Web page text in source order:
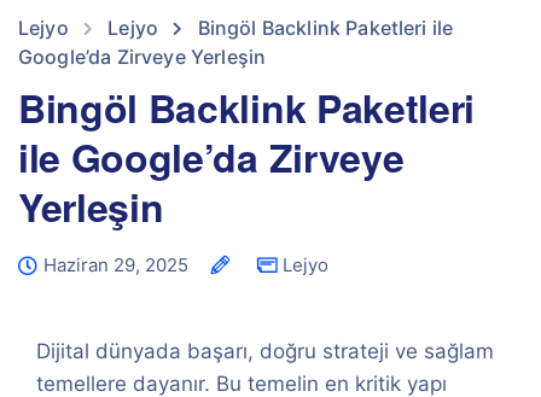
Lejyo Lejyo
Bingöl Backlink Paketleri ile
Google’da Zirveye Yerleşin
Bingöl Backlink Paketleri
ile Google’da Zirveye
Yerleşin
Haziran 29, 2025 Lejyo
Dijital dünyada başarı, doğru strateji ve sağlam
temellere dayanır. Bu temelin en kritik yapı